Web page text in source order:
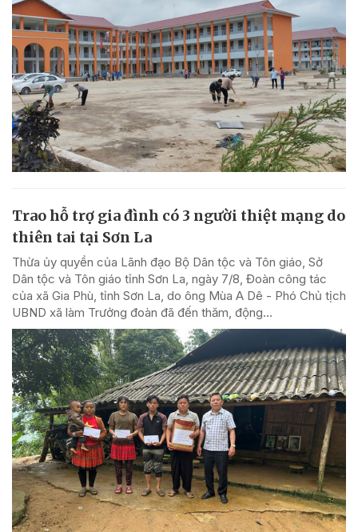
Trao hỗ trợ gia đình có 3 người thiệt mạng do
thiên tai tại Sơn La
Thừa ủy quyền của Lãnh đạo Bộ Dân tộc và Tôn giáo, Sở
Dân tộc và Tôn giáo tỉnh Sơn La, ngày 7/8, Đoàn công tác
của xã Gia Phù, tỉnh Sơn La, do ông Mùa A Dê - Phó Chủ tịch
UBND xã làm Trưởng đoàn đã đến thăm, động...